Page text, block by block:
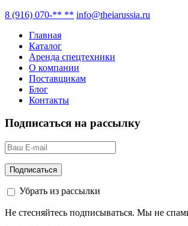
8 (916) 070-** ** info@theiarussia.ru
Главная
Каталог
Аренда спецтехники
О компании
Поставщикам
Блог
Контакты
Подписаться на рассылку
Убрать из рассылки
Не стесняйтесь подписываться. Мы не